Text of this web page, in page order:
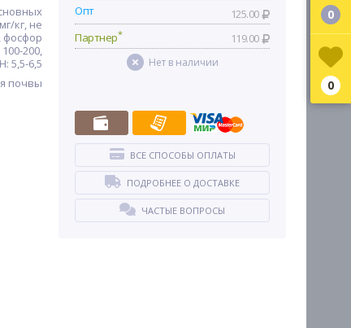
кг, не
фосфор
200,
5,5-6,5
почвы
Опт
125.00
Партнер* 119.00
Нет в наличии
ВСЕ СПОСОБЫ ОПЛАТЫ
ПОДРОБНЕЕ О ДОСТАВКЕ
ЧАСТЫЕ ВОПРОСЫ
0
0